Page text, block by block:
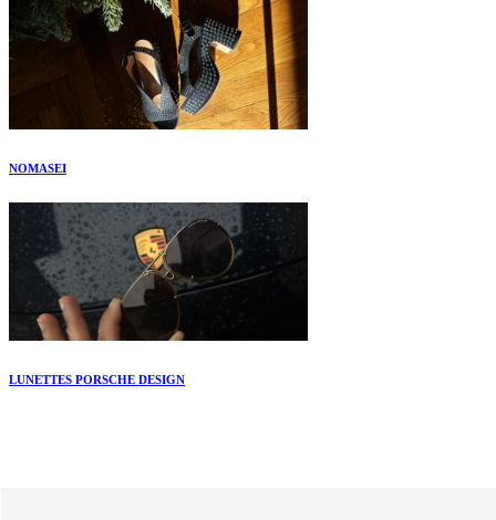
NOMASEI
LUNETTES PORSCHE DESIGN